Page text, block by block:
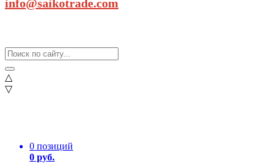
info@saikotrade.com
△
▽
0 позиций
0 руб.